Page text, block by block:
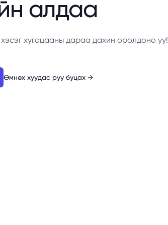
алдаа
хугацааны дараа дахин оролдоно уу!
Өмнөх хуудас руу буцах →